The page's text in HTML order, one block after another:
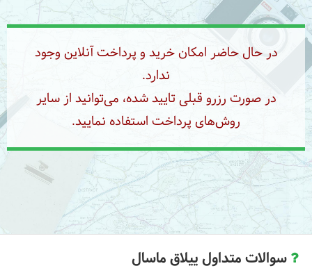
در حال حاضر امکان خرید و پرداخت آنلاین وجود
ندارد.
در صورت رزرو قبلی تایید شده، می‌توانید از سایر
روش‌های پرداخت استفاده نمایید.
سوالات متداول ییلاق ماسال